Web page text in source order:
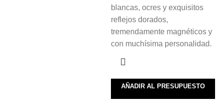
blancas, ocres y exquisitos
reflejos dorados,
tremendamente magnéticos y
con muchísima personalidad.
AÑADIR AL PRESUPUESTO